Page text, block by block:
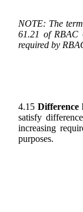
NOTE: The
61.21 of RBAC
required by
4.15Difference
satisfy
increasing
purposes.